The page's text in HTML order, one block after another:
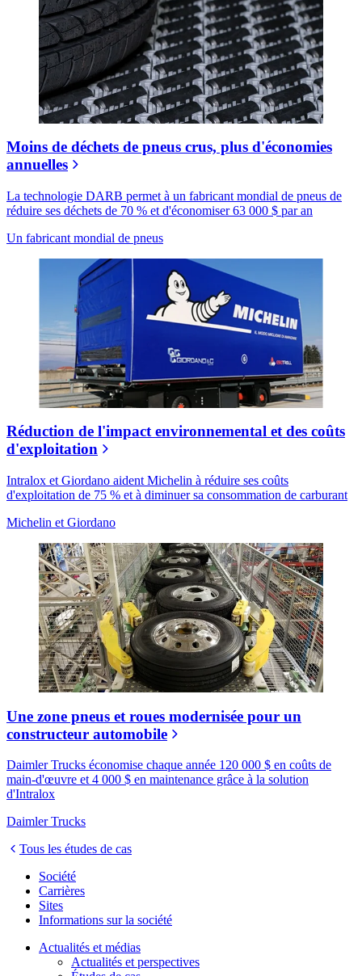
Moins de déchets de pneus crus, plus d'économies
annuelles
La technologie DARB permet à un fabricant mondial de pneus de
réduire ses déchets de 70 % et d'économiser 63 000 $ par an
Un fabricant mondial de pneus
Réduction de l'impact environnemental et des coûts
d'exploitation
Intralox et Giordano aident Michelin à réduire ses coûts
d'exploitation de 75 % et à diminuer sa consommation de carburant
Michelin et Giordano
Une zone pneus et roues modernisée pour un
constructeur automobile
Daimler Trucks économise chaque année 120 000 $ en coûts de
main-d'œuvre et 4 000 $ en maintenance grâce à la solution
d'Intralox
Daimler Trucks
Tous les études de cas
Société
Carrières
Sites
Informations sur la société
Actualités et médias
Actualités et perspectives